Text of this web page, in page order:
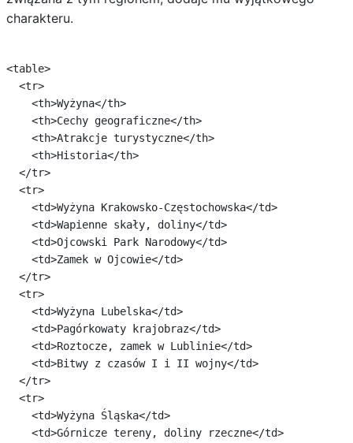
charakteru.
<table>
  <tr>
    <th>Wyżyna</th>
    <th>Cechy geograficzne</th>
    <th>Atrakcje turystyczne</th>
    <th>Historia</th>
  </tr>
  <tr>
    <td>Wyżyna Krakowsko-Częstochowska</td>
    <td>Wapienne skały, doliny</td>
    <td>Ojcowski Park Narodowy</td>
    <td>Zamek w Ojcowie</td>
  </tr>
  <tr>
    <td>Wyżyna Lubelska</td>
    <td>Pagórkowaty krajobraz</td>
    <td>Roztocze, zamek w Lublinie</td>
    <td>Bitwy z czasów I i II wojny</td>
  </tr>
  <tr>
    <td>Wyżyna Śląska</td>
    <td>Górnicze tereny, doliny rzeczne</td>